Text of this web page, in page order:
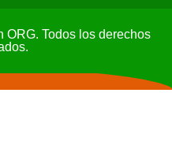
Todos los derechos